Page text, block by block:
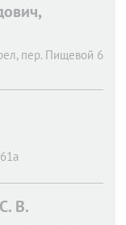
пер. Пищевой 6
В.